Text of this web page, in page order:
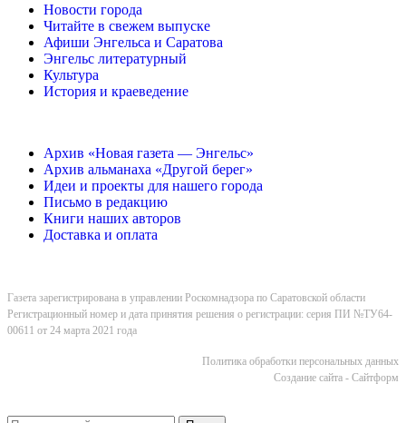
Новости города
Читайте в свежем выпуске
Афиши Энгельса и Саратова
Энгельс литературный
Культура
История и краеведение
Архив «Новая газета — Энгельс»
Архив альманаха «Другой берег»
Идеи и проекты для нашего города
Письмо в редакцию
Книги наших авторов
Доставка и оплата
Газета зарегистрирована в управлении Роскомнадзора по Саратовской области
Регистрационный номер и дата принятия решения о регистрации: серия ПИ №ТУ64-
00611 от 24 марта 2021 года
Политика обработки персональных данных
Cоздание сайта - Сайтформ